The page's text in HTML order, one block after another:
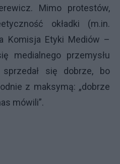
Mimo protestów,
okładki (m.in.
Komisja Etyki Mediów –
medialnego przemysłu
sprzedał się dobrze, bo
z maksymą: „dobrze
mówili”.